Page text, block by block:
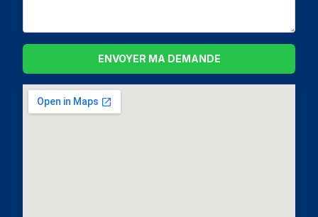
ENVOYER MA DEMANDE